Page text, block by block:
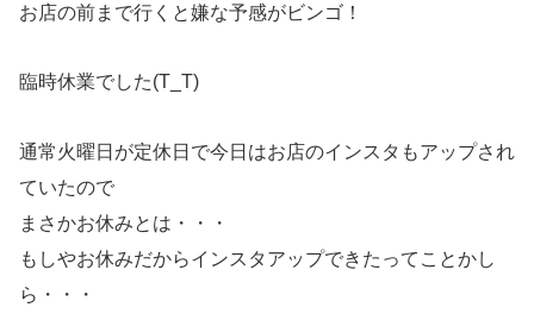
お店の前まで行くと嫌な予感がビンゴ！
臨時休業でした(T_T)
通常火曜日が定休日で今日はお店のインスタもアップされ
ていたので
まさかお休みとは・・・
もしやお休みだからインスタアップできたってことかし
ら・・・